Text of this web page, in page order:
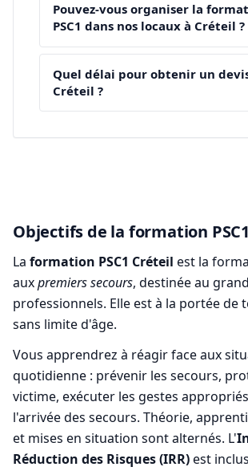
Pouvez-vous organiser la
PSC1 dans nos locaux à Créteil ?
Quel délai pour obtenir un devis
Créteil ?
Objectifs de la formation
La formation PSC1 Créteil est la
auxpremiers secours, destinée au
professionnels. Elle est à la portée de
sans limite d'âge.
Vous apprendrez à réagir face aux
quotidienne : prévenir les secours,
victime, exécuter les gestes
l'arrivée des secours. Théorie,
et mises en situation sont alternés. L'
Réduction des Risques (IRR)est